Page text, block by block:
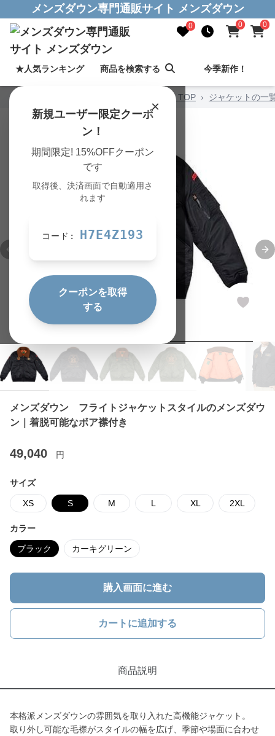
メンズダウン専門通販サイト メンズダウン
0 0 0
★人気ランキング 商品を検索する 今季新作！
×
新規ユーザー限定クーポ
ン！
期間限定! 15%OFFクーポン
です
取得後、決済画面で自動適用さ
れます
コード: H7E4Z193
クーポンを取得
する
メンズダウン専門通販サイト メンズダウン TOP › ジャケットの一
Previous slide
メンズダウン フライトジャケットスタイルのメンズダウ
ン｜着脱可能なボア襟付き
49,040 円
サイズ
XS S M L XL 2XL
カラー
ブラック カーキグリーン
購入画面に進む
カートに追加する
商品説明
本格派メンズダウンの雰囲気を取り入れた高機能ジャケット。
取り外し可能な毛襟がスタイルの幅を広げ、季節や場面に合わせ